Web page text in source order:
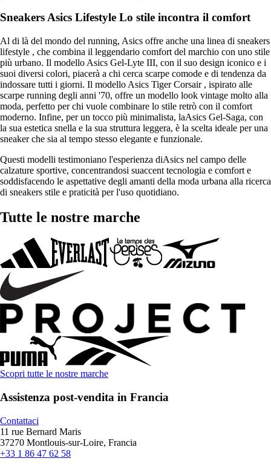
Sneakers Asics Lifestyle Lo stile incontra il comfort
Al di là del mondo del running, Asics offre anche una linea di sneakers
lifestyle , che combina il leggendario comfort del marchio con uno stile
più urbano. Il modello Asics Gel-Lyte III, con il suo design iconico e i
suoi diversi colori, piacerà a chi cerca scarpe comode e di tendenza da
indossare tutti i giorni. Il modello Asics Tiger Corsair , ispirato alle
scarpe running degli anni '70, offre un modello look vintage molto alla
moda, perfetto per chi vuole combinare lo stile retrò con il comfort
moderno. Infine, per un tocco più minimalista, laAsics Gel-Saga, con
la sua estetica snella e la sua struttura leggera, è la scelta ideale per una
sneaker che sia al tempo stesso elegante e funzionale.
Questi modelli testimoniano l'esperienza diAsics nel campo delle
calzature sportive, concentrandosi suaccent tecnologia e comfort e
soddisfacendo le aspettative degli amanti della moda urbana alla ricerca
di sneakers stile e praticità per l'uso quotidiano.
Tutte le nostre marche
Scopri tutte le nostre marche
Assistenza post-vendita in Francia
Contattaci
11 rue Bernard Maris
37270 Montlouis-sur-Loire, Francia
+33 1 86 47 62 58